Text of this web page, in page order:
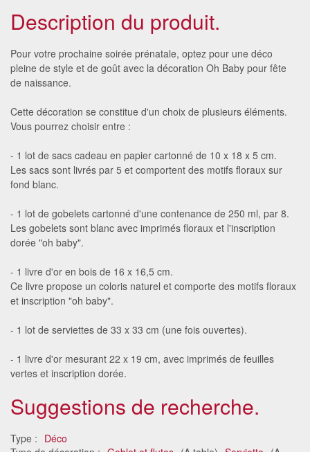
Description du produit.
Pour votre prochaine soirée prénatale, optez pour une déco
pleine de style et de goût avec la décoration Oh Baby pour fête
de naissance.
Cette décoration se constitue d'un choix de plusieurs éléments.
Vous pourrez choisir entre :
- 1 lot de sacs cadeau en papier cartonné de 10 x 18 x 5 cm.
Les sacs sont livrés par 5 et comportent des motifs floraux sur
fond blanc.
- 1 lot de gobelets cartonné d'une contenance de 250 ml, par 8.
Les gobelets sont blanc avec imprimés floraux et l'inscription
dorée "oh baby".
- 1 livre d'or en bois de 16 x 16,5 cm.
Ce livre propose un coloris naturel et comporte des motifs floraux
et inscription "oh baby".
- 1 lot de serviettes de 33 x 33 cm (une fois ouvertes).
- 1 livre d'or mesurant 22 x 19 cm, avec imprimés de feuilles
vertes et inscription dorée.
Suggestions de recherche.
Type : Déco